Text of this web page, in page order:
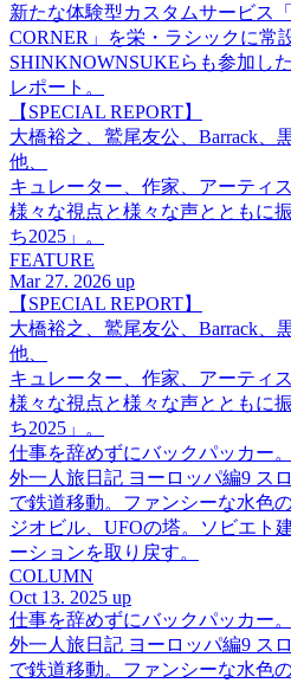
新たな体験型カスタムサービス
CORNER」を栄・ラシックに常設
SHINKNOWNSUKEらも参加し
レポート。
【SPECIAL REPORT】
大橋裕之、鷲尾友公、Barrack、
他、
キュレーター、作家、アーティ
様々な視点と様々な声とともに
ち2025」。
FEATURE
Mar 27. 2026 up
【SPECIAL REPORT】
大橋裕之、鷲尾友公、Barrack、
他、
キュレーター、作家、アーティ
様々な視点と様々な声とともに
ち2025」。
仕事を辞めずにバックパッカー
外一人旅日記 ヨーロッパ編9 ス
で鉄道移動。ファンシーな水色
ジオビル、UFOの塔。ソビエト
ーションを取り戻す。
COLUMN
Oct 13. 2025 up
仕事を辞めずにバックパッカー
外一人旅日記 ヨーロッパ編9 ス
で鉄道移動。ファンシーな水色